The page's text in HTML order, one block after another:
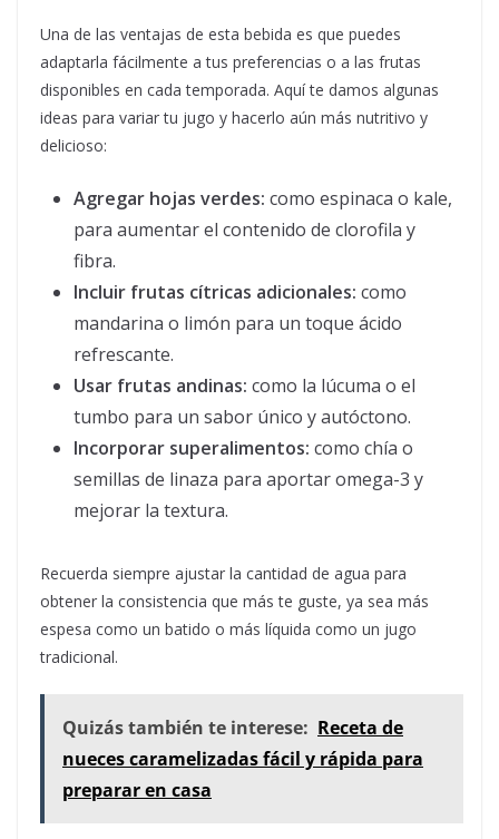
Una de las ventajas de esta bebida es que puedes
adaptarla fácilmente a tus preferencias o a las frutas
disponibles en cada temporada. Aquí te damos algunas
ideas para variar tu jugo y hacerlo aún más nutritivo y
delicioso:
Agregar hojas verdes: como espinaca o kale,
para aumentar el contenido de clorofila y
fibra.
Incluir frutas cítricas adicionales: como
mandarina o limón para un toque ácido
refrescante.
Usar frutas andinas: como la lúcuma o el
tumbo para un sabor único y autóctono.
Incorporar superalimentos: como chía o
semillas de linaza para aportar omega-3 y
mejorar la textura.
Recuerda siempre ajustar la cantidad de agua para
obtener la consistencia que más te guste, ya sea más
espesa como un batido o más líquida como un jugo
tradicional.
Quizás también te interese: Receta de
nueces caramelizadas fácil y rápida para
preparar en casa